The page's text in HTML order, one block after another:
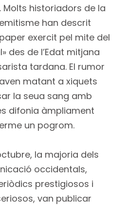
Molts historiadors de la
han descrit
exercit pel mite del
des de l’Edat mitjana
tardana. El rumor
matant a xiquets
la seua sang amb
difonia àmpliament
un pogrom.
la majoria dels
occidentals,
prestigiosos i
van publicar